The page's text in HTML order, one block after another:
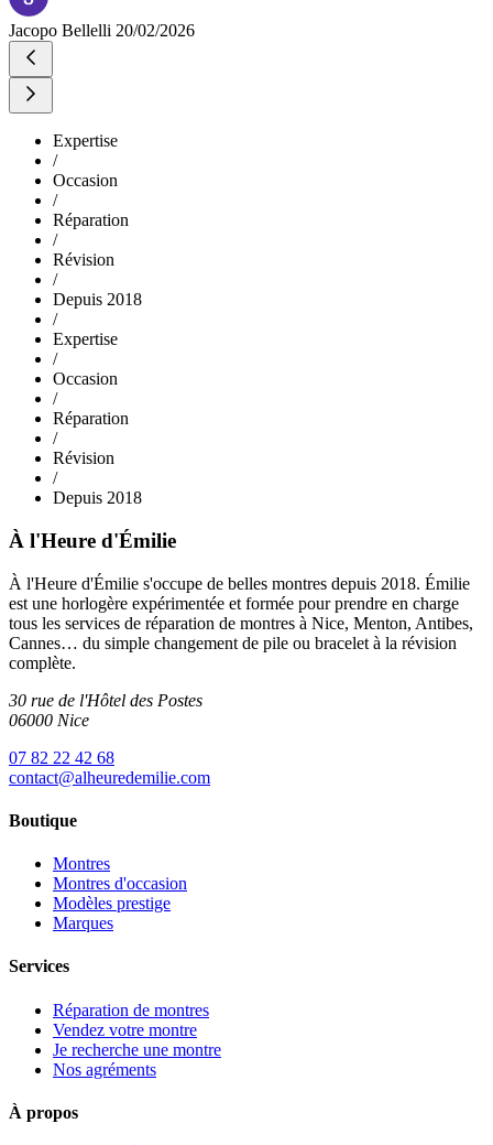
Jacopo Bellelli 20/02/2026
Expertise
/
Occasion
/
Réparation
/
Révision
/
Depuis 2018
/
Expertise
/
Occasion
/
Réparation
/
Révision
/
Depuis 2018
À l'Heure d'Émilie
À l'Heure d'Émilie s'occupe de belles montres depuis 2018. Émilie
est une horlogère expérimentée et formée pour prendre en charge
tous les services de réparation de montres à Nice, Menton, Antibes,
Cannes… du simple changement de pile ou bracelet à la révision
complète.
30 rue de l'Hôtel des Postes
06000 Nice
07 82 22 42 68
contact@alheuredemilie.com
Boutique
Montres
Montres d'occasion
Modèles prestige
Marques
Services
Réparation de montres
Vendez votre montre
Je recherche une montre
Nos agréments
À propos